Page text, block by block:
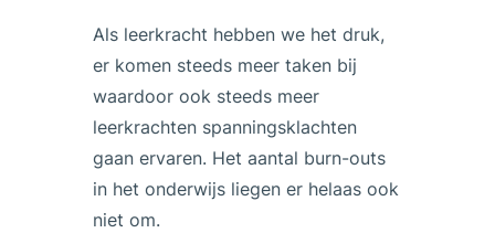
Als leerkracht hebben we het druk,
er komen steeds meer taken bij
waardoor ook steeds meer
leerkrachten spanningsklachten
gaan ervaren. Het aantal burn-outs
in het onderwijs liegen er helaas ook
niet om.